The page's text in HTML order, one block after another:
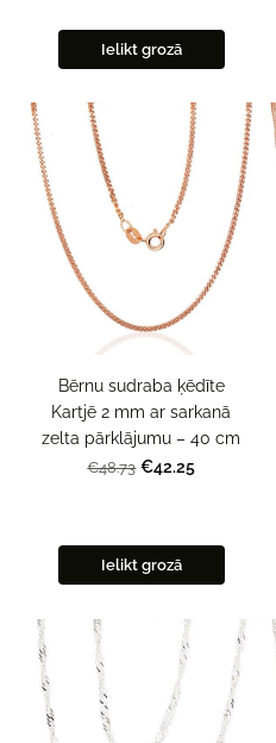
Ielikt grozā
Bērnu sudraba ķēdīte
Kartjē 2 mm ar sarkanā
zelta pārklājumu – 40 cm
€48.73 €42.25
Ielikt grozā